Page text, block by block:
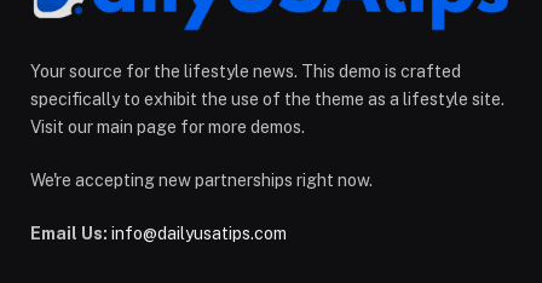
Your source for the lifestyle news. This demo is crafted
specifically to exhibit the use of the theme as a lifestyle site.
Visit our main page for more demos.
We're accepting new partnerships right now.
Email Us: info@dailyusatips.com